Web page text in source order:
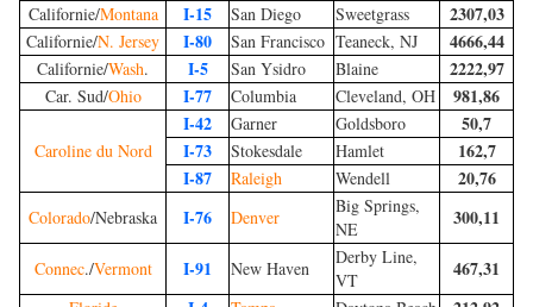
Californie/Montana I-15 San Diego Sweetgrass 2307,03
Californie/N. Jersey I-80 San Francisco Teaneck, NJ 4666,44
Californie/Wash. I-5 San Ysidro Blaine 2222,97
Car. Sud/Ohio I-77 Columbia Cleveland, OH 981,86
Caroline du Nord
I-42 Garner Goldsboro
50,7
I-73
Stokesdale Hamlet
162,7
I-87
Raleigh Wendell 20,76
Colorado/Nebraska I-76 Denver
Big Springs,
NE
300,11
Connec./Vermont I-91 New Haven
Derby Line,
VT
467,31